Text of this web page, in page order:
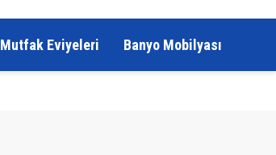
Mutfak Eviyeleri Banyo Mobilyası